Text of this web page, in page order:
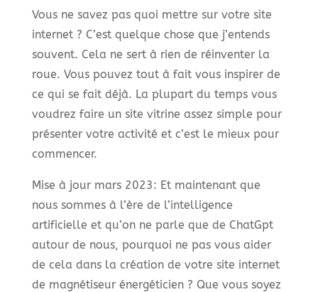
Vous ne savez pas quoi mettre sur votre site
internet ? C’est quelque chose que j’entends
souvent. Cela ne sert à rien de réinventer la
roue. Vous pouvez tout à fait vous inspirer de
ce qui se fait déjà. La plupart du temps vous
voudrez faire un site vitrine assez simple pour
présenter votre activité et c’est le mieux pour
commencer.
Mise à jour mars 2023: Et maintenant que
nous sommes à l’ère de l’intelligence
artificielle et qu’on ne parle que de ChatGpt
autour de nous, pourquoi ne pas vous aider
de cela dans la création de votre site internet
de magnétiseur énergéticien ? Que vous soyez